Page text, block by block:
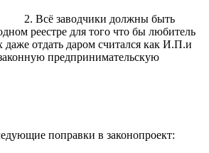
должны быть
реестре для того что бы любитель
отдать даром считался как И.П.и
предпринимательскую
поправки в законопроект: